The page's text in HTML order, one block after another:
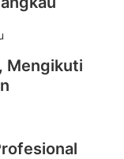
Mengikuti